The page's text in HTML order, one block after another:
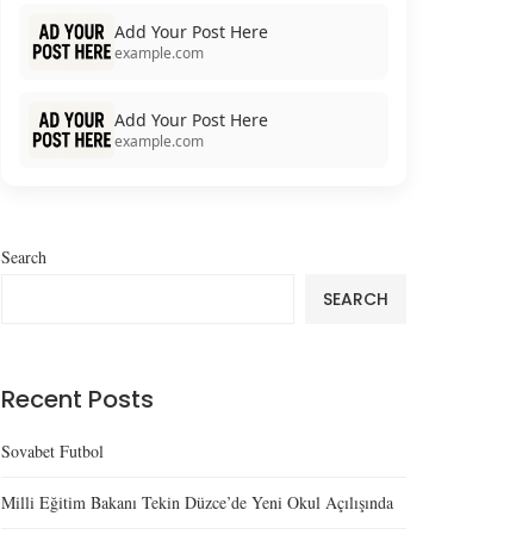
Add Your Post Here
example.com
Add Your Post Here
example.com
Search
SEARCH
Recent Posts
Sovabet Futbol
Milli Eğitim Bakanı Tekin Düzce’de Yeni Okul Açılışında